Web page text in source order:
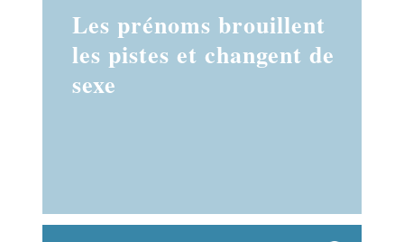
Les prénoms brouillent
les pistes et changent de
sexe